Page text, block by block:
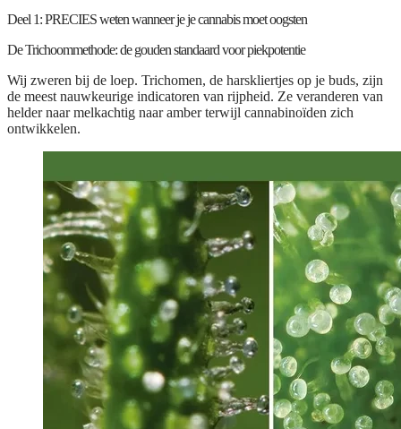
Deel 1: PRECIES weten wanneer je je cannabis moet oogsten
De Trichoommethode: de gouden standaard voor piekpotentie
Wij zweren bij de loep. Trichomen, de harskliertjes op je buds, zijn
de meest nauwkeurige indicatoren van rijpheid. Ze veranderen van
helder naar melkachtig naar amber terwijl cannabinoïden zich
ontwikkelen.